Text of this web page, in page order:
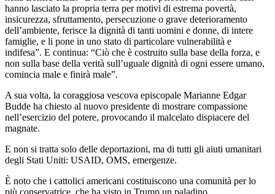
hanno lasciato la propria terra per motivi di estrema povertà,
insicurezza, sfruttamento, persecuzione o grave deterioramento
dell’ambiente, ferisce la dignità di tanti uomini e donne, di intere
famiglie, e li pone in uno stato di particolare vulnerabilità e
indifesa”. E continua: “Ciò che è costruito sulla base della forza, e
non sulla base della verità sull’uguale dignità di ogni essere umano,
comincia male e finirà male”.
A sua volta, la coraggiosa vescova episcopale Marianne Edgar
Budde ha chiesto al nuovo presidente di mostrare compassione
nell’esercizio del potere, provocando il malcelato dispiacere del
magnate.
E non si tratta solo delle deportazioni, ma di tutti gli aiuti umanitari
degli Stati Uniti: USAID, OMS, emergenze.
È noto che i cattolici americani costituiscono una comunità per lo
più conservatrice, che ha visto in Trump un paladino